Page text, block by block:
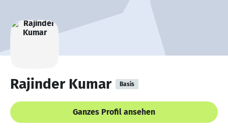
Rajinder Kumar Basis
Ganzes Profil ansehen